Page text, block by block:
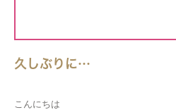
久しぶりに…
こんにちは